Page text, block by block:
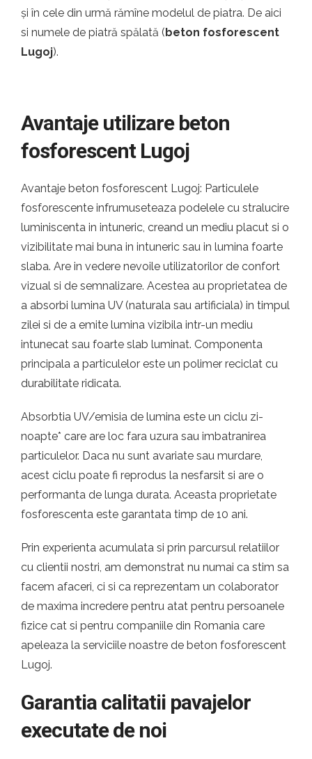
și în cele din urmă rămîne modelul de piatra. De aici
si numele de piatră spălată (beton fosforescent
Lugoj).
Avantaje utilizare beton
fosforescent Lugoj
Avantaje beton fosforescent Lugoj: Particulele
fosforescente infrumuseteaza podelele cu stralucire
luminiscenta in intuneric, creand un mediu placut si o
vizibilitate mai buna in intuneric sau in lumina foarte
slaba. Are in vedere nevoile utilizatorilor de confort
vizual si de semnalizare. Acestea au proprietatea de
a absorbi lumina UV (naturala sau artificiala) in timpul
zilei si de a emite lumina vizibila intr-un mediu
intunecat sau foarte slab luminat. Componenta
principala a particulelor este un polimer reciclat cu
durabilitate ridicata.
Absorbtia UV/emisia de lumina este un ciclu zi-
noapte* care are loc fara uzura sau imbatranirea
particulelor. Daca nu sunt avariate sau murdare,
acest ciclu poate fi reprodus la nesfarsit si are o
performanta de lunga durata. Aceasta proprietate
fosforescenta este garantata timp de 10 ani.
Prin experienta acumulata si prin parcursul relatiilor
cu clientii nostri, am demonstrat nu numai ca stim sa
facem afaceri, ci si ca reprezentam un colaborator
de maxima incredere pentru atat pentru persoanele
fizice cat si pentru companiile din Romania care
apeleaza la serviciile noastre de beton fosforescent
Lugoj.
Garantia calitatii pavajelor
executate de noi